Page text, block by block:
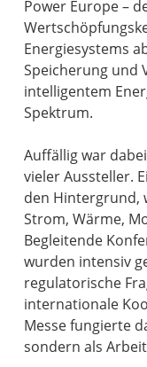
Power Europe –
Energiesystems
Speicherung und
intelligentem
Spektrum.
Auffällig war
vieler Aussteller.
den Hintergrund,
Strom, Wärme,
Begleitende
wurden intensiv
regulatorische
internationale
Messe fungierte
sondern als